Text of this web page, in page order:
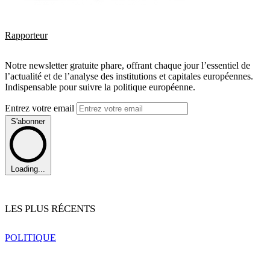
Rapporteur
Notre newsletter gratuite phare, offrant chaque jour l’essentiel de
l’actualité et de l’analyse des institutions et capitales européennes.
Indispensable pour suivre la politique européenne.
Entrez votre email
S'abonner
Loading...
LES PLUS RÉCENTS
POLITIQUE